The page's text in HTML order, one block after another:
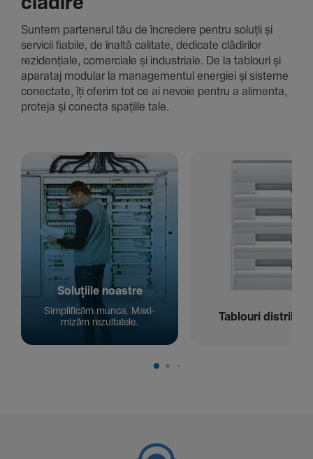
Suntem parte­nerul tău de încre­dere pentru soluții și
servicii fiabile, de înaltă cali­tate, dedi­cate clădi­rilor
rezi­den­țiale, comer­ciale și indus­triale. De la tablouri și
aparataj modular la managementul energiei și sisteme
conec­tate, îți oferim tot ce ai nevoie pentru a alimenta,
proteja și conecta spațiile tale.
Solu­țiile noastre
Simpli­ficăm munca. Maxi­
mizăm rezul­ta­tele.
Tablouri